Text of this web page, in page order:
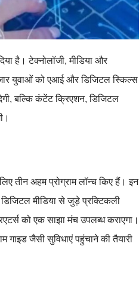
है। टेक्नोलॉजी, मीडिया और
युवाओं को एआई और डिजिटल स्किल्स
बल्कि कंटेंट क्रिएशन, डिजिटल
तीन अहम प्रोग्राम लॉन्च किए हैं। इन
मीडिया से जुड़े प्रक्टिकली
को एक साझा मंच उपलब्ध कराएगा।
जैसी सुविधाएं पहुंचाने की तैयारी